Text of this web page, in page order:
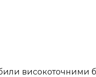
високоточними